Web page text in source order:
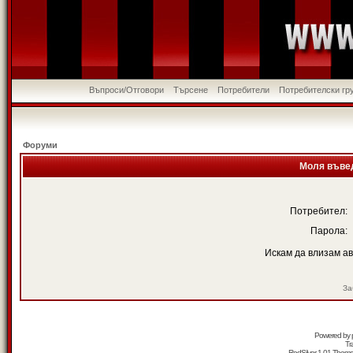
Въпроси/Отговори Търсене Потребители Потребителски
Форуми
Моля
Потребител:
Парола:
Искам да влизам
Powered by